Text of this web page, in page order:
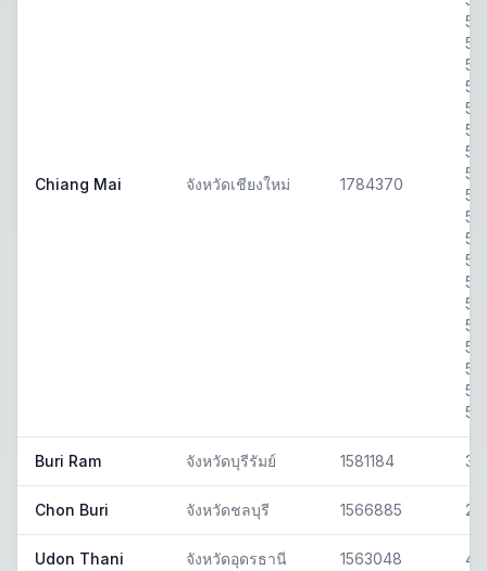
Chiang Mai จังหวัดเชียงใหม่ 1784370
Buri Ram จังหวัดบุรีรัมย์ 1581184 31
Chon Buri จังหวัดชลบุรี 1566885 20
Udon Thani จังหวัดอุดรธานี 1563048 41